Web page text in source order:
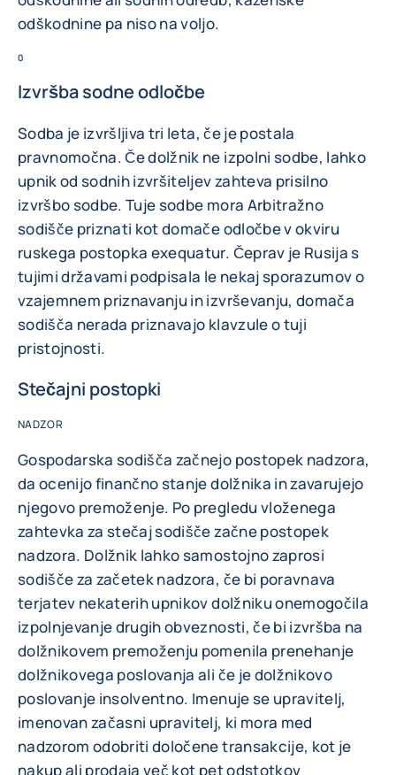
odškodnine pa niso na voljo.
0
Izvršba sodne odločbe
Sodba je izvršljiva tri leta, če je postala
pravnomočna. Če dolžnik ne izpolni sodbe, lahko
upnik od sodnih izvršiteljev zahteva prisilno
izvršbo sodbe. Tuje sodbe mora Arbitražno
sodišče priznati kot domače odločbe v okviru
ruskega postopka exequatur. Čeprav je Rusija s
tujimi državami podpisala le nekaj sporazumov o
vzajemnem priznavanju in izvrševanju, domača
sodišča nerada priznavajo klavzule o tuji
pristojnosti.
Stečajni postopki
NADZOR
Gospodarska sodišča začnejo postopek nadzora,
da ocenijo finančno stanje dolžnika in zavarujejo
njegovo premoženje. Po pregledu vloženega
zahtevka za stečaj sodišče začne postopek
nadzora. Dolžnik lahko samostojno zaprosi
sodišče za začetek nadzora, če bi poravnava
terjatev nekaterih upnikov dolžniku onemogočila
izpolnjevanje drugih obveznosti, če bi izvršba na
dolžnikovem premoženju pomenila prenehanje
dolžnikovega poslovanja ali če je dolžnikovo
poslovanje insolventno. Imenuje se upravitelj,
imenovan začasni upravitelj, ki mora med
nadzorom odobriti določene transakcije, kot je
nakup ali prodaja več kot pet odstotkov